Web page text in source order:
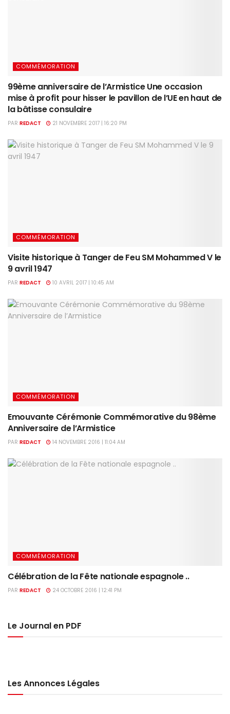
COMMÉMORATION
99ème anniversaire de l’Armistice Une occasion
mise à profit pour hisser le pavillon de l’UE en haut de
la bâtisse consulaire
PAR REDACT 21 NOVEMBRE 2017 | 16:20 PM
COMMÉMORATION
Visite historique à Tanger de Feu SM Mohammed V le
9 avril 1947
PAR REDACT 10 AVRIL 2017 | 10:45 AM
COMMÉMORATION
Emouvante Cérémonie Commémorative du 98ème
Anniversaire de l’Armistice
PAR REDACT 14 NOVEMBRE 2016 | 11:04 AM
COMMÉMORATION
Célébration de la Fête nationale espagnole ..
PAR REDACT 24 OCTOBRE 2016 | 12:41 PM
Le Journal en PDF
Les Annonces Légales